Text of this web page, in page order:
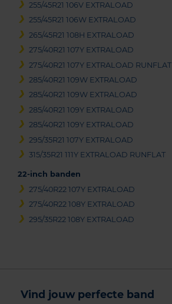
255/45R21 106V EXTRALOAD
255/45R21 106W EXTRALOAD
265/45R21 108H EXTRALOAD
275/40R21 107Y EXTRALOAD
275/40R21 107Y EXTRALOAD RUNFLAT
285/40R21 109W EXTRALOAD
285/40R21 109W EXTRALOAD
285/40R21 109Y EXTRALOAD
285/40R21 109Y EXTRALOAD
295/35R21 107Y EXTRALOAD
315/35R21 111Y EXTRALOAD RUNFLAT
22-inch banden
275/40R22 107Y EXTRALOAD
275/40R22 108Y EXTRALOAD
295/35R22 108Y EXTRALOAD
Vind jouw perfecte band